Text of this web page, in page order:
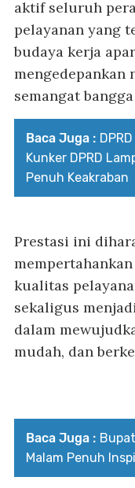
aktif seluruh
pelayanan yang
budaya kerja
mengedepankan
semangat
Baca Juga :
Kunker DPRD
Penuh Keakraban
Prestasi ini
kualitas
sekaligus
dalam
mudah, dan
Baca Juga :
Malam Penuh